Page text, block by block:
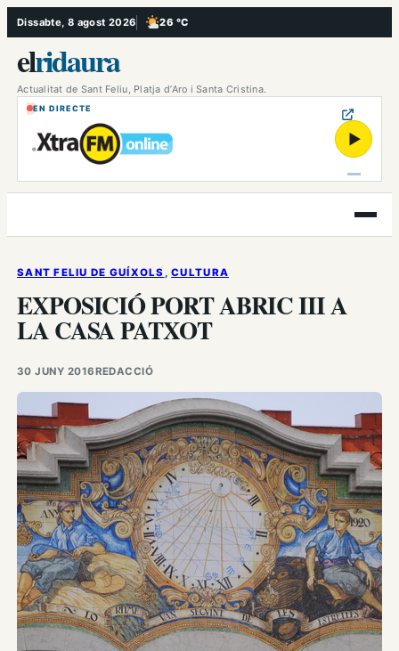
Vés
al
contingut
Dissabte, 8 agost 2026 26 °C
, Poc ennuvolat
elridaura
Actualitat de Sant Feliu, Platja d’Aro i Santa Cristina.
EN DIRECTE
▶
Obre
el
SANT FELIU DE GUÍXOLS , CULTURA
EXPOSICIÓ PORT ABRIC III A
LA CASA PATXOT
30 JUNY 2016REDACCIÓ